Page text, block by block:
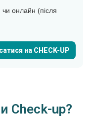
онлайн (після
на CHECK-UP
Check-up?